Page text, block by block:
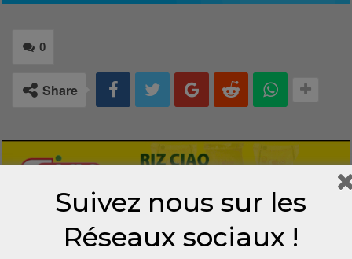
0
Share
LAISSER UN COMMENTAIRE
Suivez nous sur les
Réseaux sociaux !